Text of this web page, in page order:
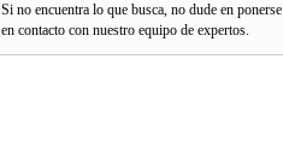
Si no encuentra lo que busca, no dude en ponerse
en contacto con nuestro equipo de expertos.